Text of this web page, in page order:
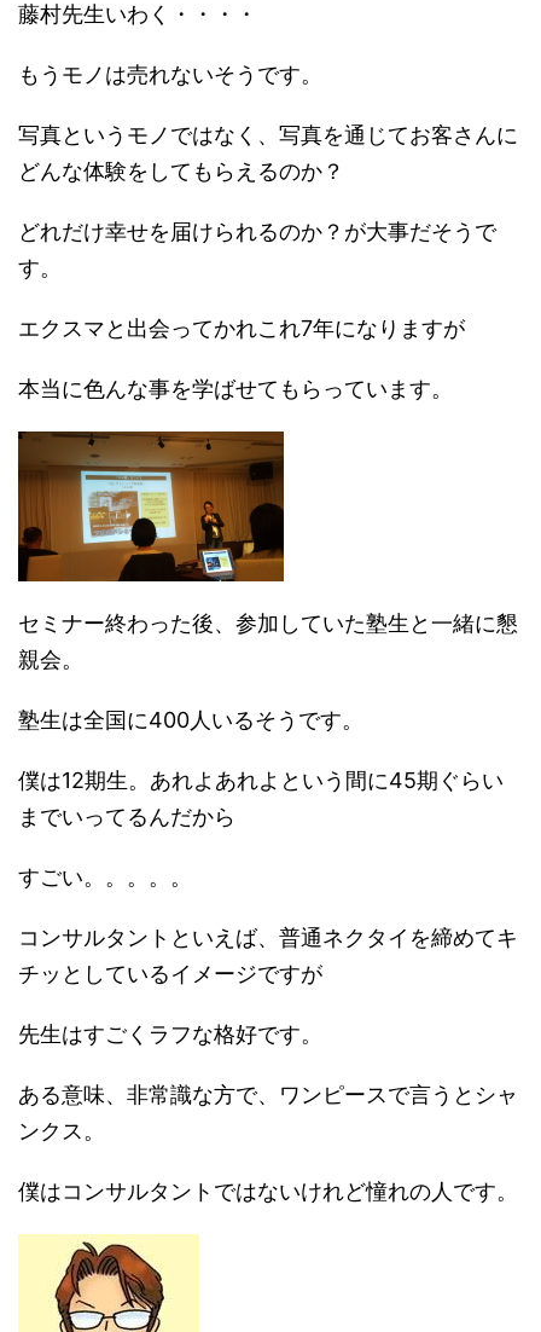
藤村先生いわく・・・・
もうモノは売れないそうです。
写真というモノではなく、写真を通じてお客さんに
どんな体験をしてもらえるのか？
どれだけ幸せを届けられるのか？が大事だそうで
す。
エクスマと出会ってかれこれ7年になりますが
本当に色んな事を学ばせてもらっています。
セミナー終わった後、参加していた塾生と一緒に懇
親会。
塾生は全国に400人いるそうです。
僕は12期生。あれよあれよという間に45期ぐらい
までいってるんだから
すごい。。。。。
コンサルタントといえば、普通ネクタイを締めてキ
チッとしているイメージですが
先生はすごくラフな格好です。
ある意味、非常識な方で、ワンピースで言うとシャ
ンクス。
僕はコンサルタントではないけれど憧れの人です。